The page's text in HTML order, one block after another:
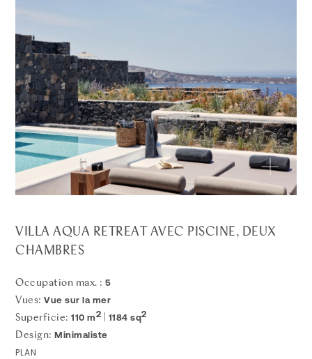
VILLA AQUA RETREAT AVEC PISCINE, DEUX
CHAMBRES
Occupation max. :5
Vues:Vue sur la mer
Superficie:110 m2 1184 sq2
Design:Minimaliste
PLAN